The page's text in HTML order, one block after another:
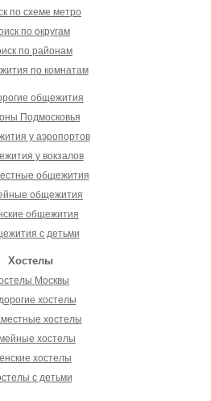
по схеме метро
по округам
по районам
по комнатам
общежития
Подмосковья
у аэропортов
у вокзалов
общежития
общежития
общежития
с детьми
Хостелы
Москвы
хостелы
хостелы
хостелы
хостелы
с детьми